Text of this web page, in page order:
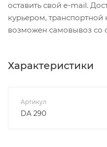
оставить свой e-mail.
курьером,
возможен самовывоз со
Характеристики
Артикул
DA 290